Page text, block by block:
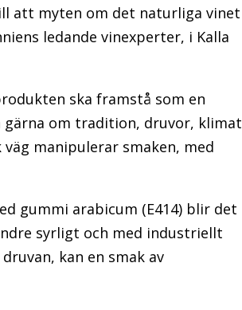
att myten om det naturliga vinet
ledande vinexperter, i Kalla
ska framstå som en
om tradition, druvor, klimat
manipulerar smaken, med
gummi arabicum (E414) blir det
syrligt och med industriellt
kan en smak av